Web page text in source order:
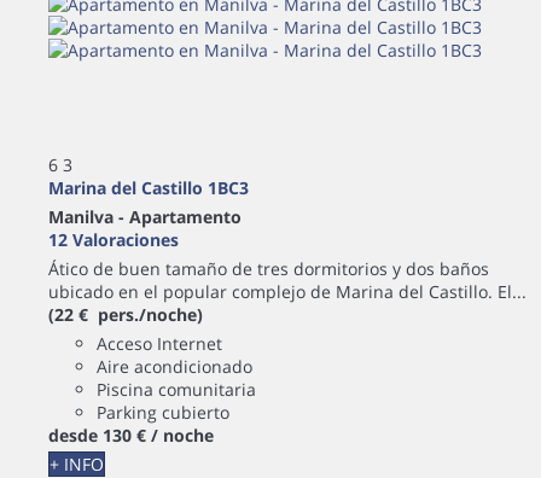
6 3
Marina del Castillo 1BC3
Manilva - Apartamento
12 Valoraciones
Ático de buen tamaño de tres dormitorios y dos baños
ubicado en el popular complejo de Marina del Castillo. El...
(22 € pers./noche)
Acceso Internet
Aire acondicionado
Piscina comunitaria
Parking cubierto
desde 130 € / noche
+ INFO